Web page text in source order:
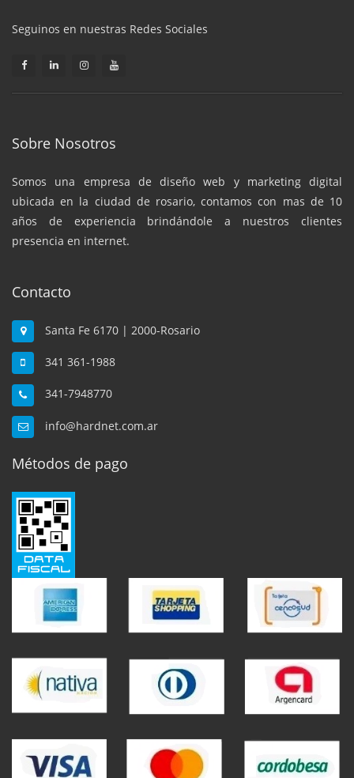
Seguinos en nuestras Redes Sociales
Sobre Nosotros
Somos una empresa de diseño web y marketing digital
ubicada en la ciudad de rosario, contamos con mas de 10
años de experiencia brindándole a nuestros clientes
presencia en internet.
Contacto
Santa Fe 6170 | 2000-Rosario
341 361-1988
341-7948770
info@hardnet.com.ar
Métodos de pago